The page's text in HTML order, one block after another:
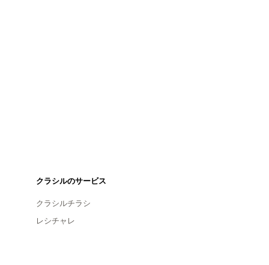
クラシルのサービス
クラシルチラシ
レシチャレ